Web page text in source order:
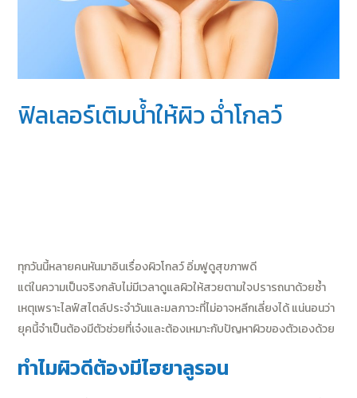
ฟิลเลอร์เติมน้ำให้ผิว ฉ่ำโกลว์
ทุกวันนี้หลายคนหันมาอินเรื่องผิวโกลว์ อิ่มฟูดูสุขภาพดี
แต่ในความเป็นจริงกลับไม่มีเวลาดูแลผิวให้สวยตามใจปรารถนาด้วยซ้ำ
เหตุเพราะไลฟ์สไตล์ประจำวันและมลภาวะที่ไม่อาจหลีกเลี่ยงได้ แน่นอนว่า
ยุคนี้จำเป็นต้องมีตัวช่วยที่เจ๋งและต้องเหมาะกับปัญหาผิวของตัวเองด้วย
ทำไมผิวดีต้องมีไฮยาลูรอน